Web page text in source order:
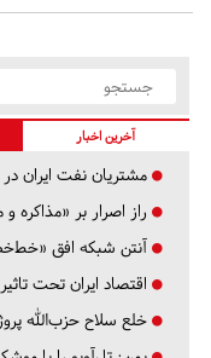
آخرین اخبار
مشتریان نفت ایران در ۷ سال گذشته +فیلم
راز اصرار بر
آنتن شبکه افق
اقتصاد ایران تحت
خلع سلاح حزب‌الله